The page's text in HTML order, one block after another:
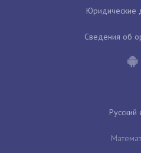
Юридические
Сведения об
Русский